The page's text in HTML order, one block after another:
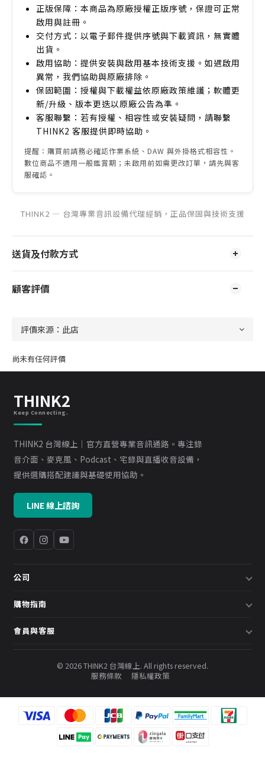
正版保障：本商品為原廠授權正版序號，保證可正常
啟用與註冊。
交付方式：以電子郵件提供序號與下載資訊，無實體
出貨。
啟用協助：提供安裝與啟用基本技術支援。如遇啟用
異常，我們協助與原廠排除。
保固範圍：授權與下載權益依原廠政策維護；軟體更
新/升級、版本更迭以原廠公告為準。
客服聯繫：若有授權、相容性或安裝疑問，請聯繫
THINK2 客服提供即時協助。
提醒：購買前請務必確認作業系統、DAW 與外掛格式相容性。
數位商品不適用一般鑑賞期；未啟用前如需更改訂單，請先與客
服確認。
THINK2 — 台灣專業音訊設備代理經銷，正品保固與技術支援
送貨及付款方式
顧客評價
尚未有任何評價
THINK2
Keep Connecting.
THINK2 台灣線上｜官方直營專業音訊通路。專注錄
音介面、麥克風、Podcast、宅錄與直播收音設備，
提供選購搭配建議與基礎使用協助。
LINE 線上諮詢
公司
關於我們
預約諮詢
購物指南
配送說明
常見問題
會員與客服
會員中心
© 2026 THINK2 台灣線上. All rights reserved.
服務條款
隱私權政策